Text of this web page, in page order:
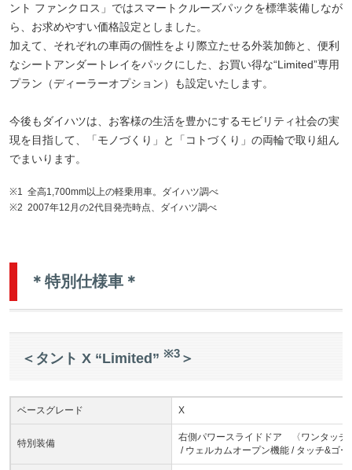
ント ファンクロス」ではスマートクルーズパックを標準装備しなが
ら、お求めやすい価格設定としました。
加えて、それぞれの車両の個性をより際立たせる外装加飾と、便利
なシートアンダートレイをパックにした、お買い得な“Limited”専用
プラン（ディーラーオプション）も設定いたします。
今後もダイハツは、お客様の生活を豊かにするモビリティ社会の実
現を目指して、「モノづくり」と「コトづくり」の両輪で取り組ん
でまいります。
※1
全高1,700mm以上の軽乗用車。ダイハツ調べ
※2 2007年12月の2代目発売時点、ダイハツ調べ
＊特別仕様車＊
＜タント X “Limited” ※3 ＞
ベースグレード X
特別装備
右側パワースライドドア 〈ワンタッチ
/ ウェルカムオープン機能 / タッチ&ゴ